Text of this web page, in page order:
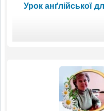
Урок анґлійської